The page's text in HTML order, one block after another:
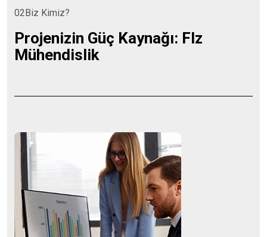
02Biz Kimiz?
Projenizin Güç Kaynağı: Flz
Mühendislik